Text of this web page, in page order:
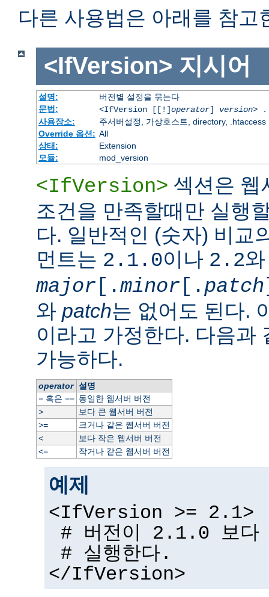
다른 사용법은 아래를 참고
<IfVersion> 지시어
설명:
버전별 설정을 묶는다
문법:
<IfVersion [[!]operator] version>
사용장소:
주서버설정, 가상호스트, directory, .htaccess
Override 옵션: All
상태:
Extension
모듈:
mod_version
<IfVersion> 섹션은 웹
조건을 만족할때만 실행
다. 일반적인 (숫자) 비교
먼트는 2.1.0이나 2.2
major [.minor [. patch
와 patch는 없어도 된다.
이라고 가정한다. 다음과
가능하다.
operator 설명
=혹은 == 동일한 웹서버 버전
>
보다 큰 웹서버 버전
>=
크거나 같은 웹서버 버전
<
보다 작은 웹서버 버전
<=
작거나 같은 웹서버 버전
예제
<IfVersion >= 2.1>
# 버전이 2.1.0 보다
# 실행한다.
</IfVersion>